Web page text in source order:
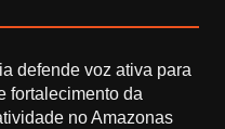
defende voz ativa para
fortalecimento da
no Amazonas